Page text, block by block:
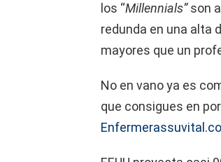
los “Millennials”son
redunda en una alta
mayores que un
No en vano ya es
que consigues en